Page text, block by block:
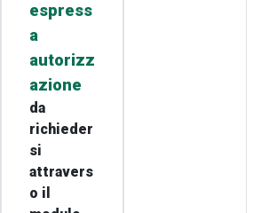
espress
a
autorizz
azione
da
richieder
si
attravers
o il